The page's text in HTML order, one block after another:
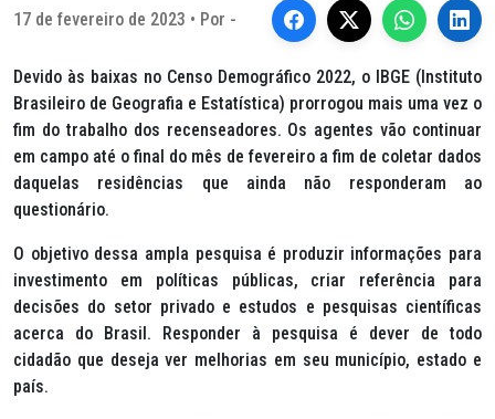
17 de fevereiro de 2023 • Por -
Devido às baixas no Censo Demográfico 2022, o IBGE (Instituto
Brasileiro de Geografia e Estatística) prorrogou mais uma vez o
fim do trabalho dos recenseadores. Os agentes vão continuar
em campo até o final do mês de fevereiro a fim de coletar dados
daquelas residências que ainda não responderam ao
questionário.
O objetivo dessa ampla pesquisa é produzir informações para
investimento em políticas públicas, criar referência para
decisões do setor privado e estudos e pesquisas científicas
acerca do Brasil. Responder à pesquisa é dever de todo
cidadão que deseja ver melhorias em seu município, estado e
país.